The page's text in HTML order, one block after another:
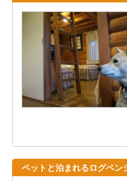
ペットと泊まれるログペン